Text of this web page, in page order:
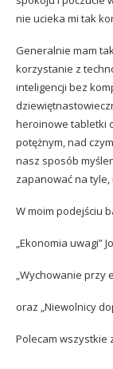
nie ucieka mi tak
Generalnie mam
korzystanie z
inteligencji bez
heroinowe tabletki
potężnym, nad
nasz sposób
zapanować na tyle,
W moim podejściu
„Ekonomia uwagi”
„Wychowanie przy
oraz „Niewolnicy
Polecam wszystkie